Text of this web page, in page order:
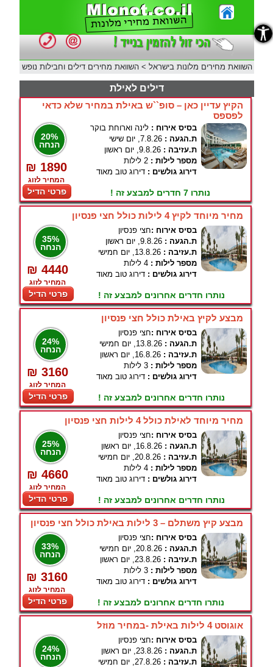
השוואת מחירים מלונות בישראל > השוואת מחירים דילים וחבילות נופש
דילים לאילת
הקיץ עדיין כאן – סופ``ש באילת במחיר שלא כדאי
לפספס
20%
הנחה
₪ 1890
המחיר לזוג
פרטי הדיל
בסיס אירוח : לינה וארוחת בוקר
ת.הגעה : 7.8.26, יום שישי
ת.עזיבה : 9.8.26, יום ראשון
מספר לילות : 2 לילות
דירוג גולשים : דירוג טוב מאוד
נותרו 7 חדרים למבצע זה !
מחיר מיוחד לקיץ 4 לילות כולל חצי פנסיון
35%
הנחה
₪ 4440
המחיר לזוג
פרטי הדיל
בסיס אירוח :חצי פנסיון
ת.הגעה : 9.8.26, יום ראשון
ת.עזיבה : 13.8.26, יום חמישי
מספר לילות : 4 לילות
דירוג גולשים : דירוג טוב מאוד
נותרו חדרים אחרונים למבצע זה !
מבצע לקיץ באילת כולל חצי פנסיון
24%
הנחה
₪ 3160
המחיר לזוג
פרטי הדיל
בסיס אירוח :חצי פנסיון
ת.הגעה : 13.8.26, יום חמישי
ת.עזיבה : 16.8.26, יום ראשון
מספר לילות : 3 לילות
דירוג גולשים : דירוג טוב מאוד
נותרו חדרים אחרונים למבצע זה !
מחיר מיוחד לאילת כולל 4 לילות חצי פנסיון
25%
הנחה
₪ 4660
המחיר לזוג
פרטי הדיל
בסיס אירוח :חצי פנסיון
ת.הגעה : 16.8.26, יום ראשון
ת.עזיבה : 20.8.26, יום חמישי
מספר לילות : 4 לילות
דירוג גולשים : דירוג טוב מאוד
נותרו חדרים אחרונים למבצע זה !
מבצע קיץ משתלם – 3 לילות באילת כולל חצי פנסיון
33%
הנחה
₪ 3160
המחיר לזוג
פרטי הדיל
בסיס אירוח :חצי פנסיון
ת.הגעה : 20.8.26, יום חמישי
ת.עזיבה : 23.8.26, יום ראשון
מספר לילות : 3 לילות
דירוג גולשים : דירוג טוב מאוד
נותרו חדרים אחרונים למבצע זה !
אוגוסט 4 לילות באילת -במחיר מוזל
24%
הנחה
בסיס אירוח :חצי פנסיון
ת.הגעה : 23.8.26, יום ראשון
ת.עזיבה : 27.8.26, יום חמישי
נגישות